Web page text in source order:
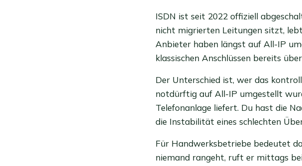
ISDN ist seit 2022 offiziell
nicht migrierten Leitungen sitzt,
Anbieter haben längst auf All-IP
klassischen Anschlüssen bereits
Der Unterschied ist, wer das
notdürftig auf All-IP umgestellt
Telefonanlage liefert. Du hast die
die Instabilität eines schlechten
Für Handwerksbetriebe bedeutet
niemand rangeht, ruft er mittags